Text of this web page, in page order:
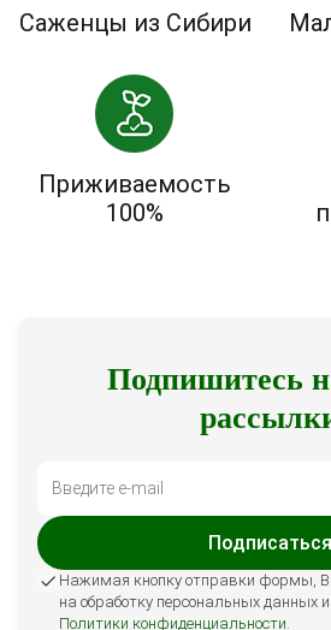
Саженцы из Сибири
Приживаемость
100%
Подпишитесь
Подписаться
Нажимая кнопку отправки формы,
на обработку персональных данных
Политики конфиденциальности.